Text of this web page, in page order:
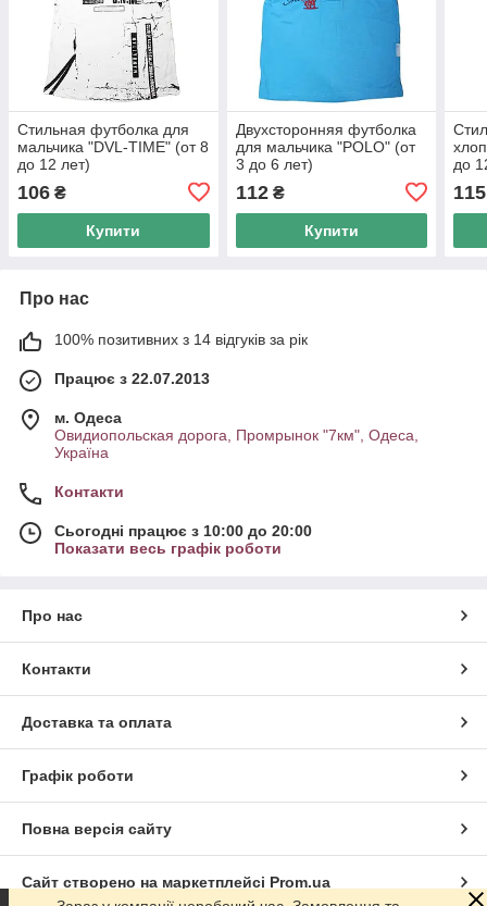
Стильная футболка для
мальчика "DVL-TIME" (от 8
до 12 лет)
106 ₴
Купити
Двухсторонняя футболка
для мальчика "POLO" (от
3 до 6 лет)
112₴
Купити
до
115
Про нас
100% позитивних з 14 відгуків за рік
Працює з 22.07.2013
м. Одеса
Овидиопольская дорога, Промрынок "7км", Одеса,
Україна
Контакти
Сьогодні працює з 10:00 до 20:00
Показати весь графік роботи
Про нас
Контакти
Доставка та оплата
Графік роботи
Повна версія сайту
Сайт створено на маркетплейсі Prom.ua